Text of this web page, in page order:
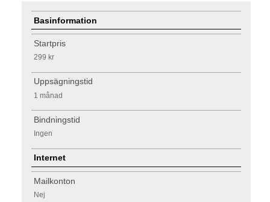
Basinformation
Startpris
299 kr
Uppsägningstid
1 månad
Bindningstid
Ingen
Internet
Mailkonton
Nej